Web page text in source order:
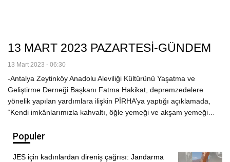
13 MART 2023 PAZARTESİ-GÜNDEM
13 Mart 2023 - 06:30
-Antalya Zeytinköy Anadolu Aleviliği Kültürünü Yaşatma ve
Geliştirme Derneği Başkanı Fatma Hakikat, depremzedelere
yönelik yapılan yardımlara ilişkin PİRHA’ya yaptığı açıklamada,
“Kendi imkânlarımızla kahvaltı, öğle yemeği ve akşam yemeği…
Populer
JES için kadınlardan direniş çağrısı: Jandarma